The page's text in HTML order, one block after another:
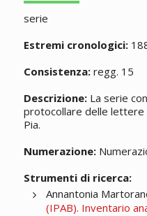
serie
Estremi cronologici:
Consistenza:regg. 15
Descrizione:La serie
protocollare delle lettere
Pia.
Numerazione:
Strumenti di ricerca:
Annantonia
(IPAB). Inventario